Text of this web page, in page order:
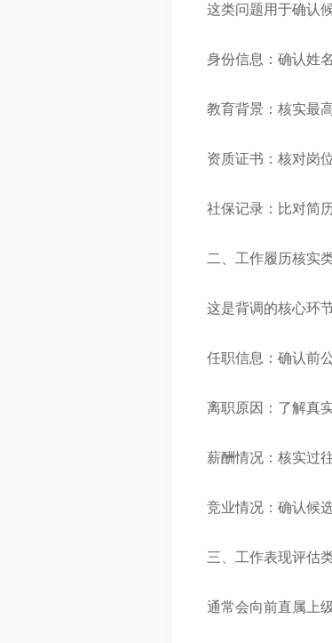
这类问题用于确认
身份信息：确认姓
教育背景：核实最
资质证书：核对岗
社保记录：比对简
二、工作履历核实
这是背调的核心环
任职信息：确认前
离职原因：了解真
薪酬情况：核实过
竞业情况：确认候
三、工作表现评估
通常会向前直属上